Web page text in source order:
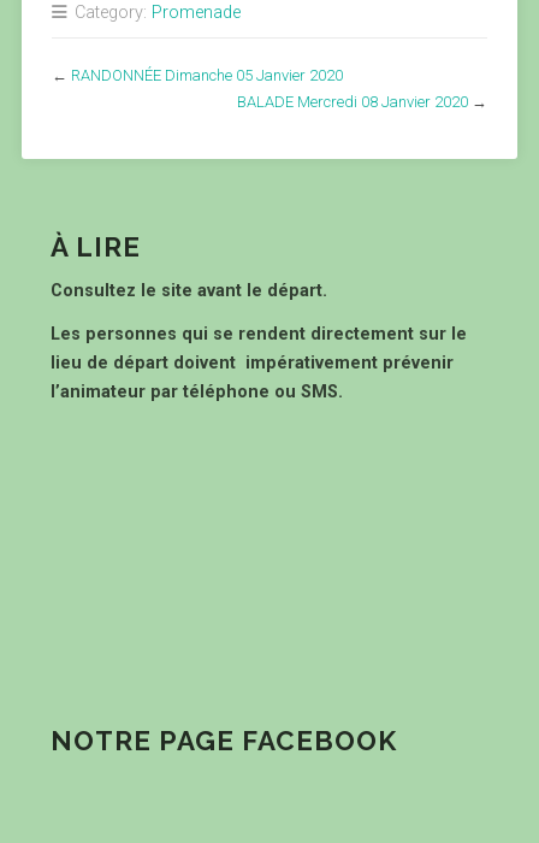
Category: Promenade
← RANDONNÉE Dimanche 05 Janvier 2020
BALADE Mercredi 08 Janvier 2020 →
À LIRE
Consultez le site avant le départ.
Les personnes qui se rendent directement sur le
lieu de départ doivent impérativement prévenir
l’animateur par téléphone ou SMS.
NOTRE PAGE FACEBOOK